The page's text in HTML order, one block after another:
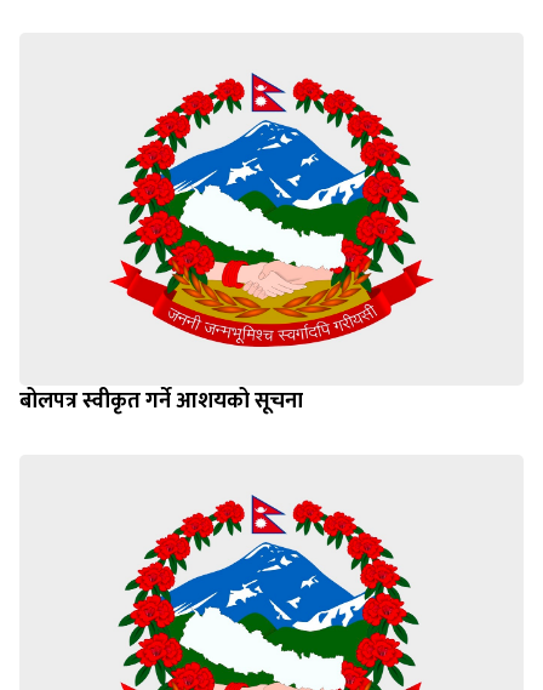
बोलपत्र स्वीकृत गर्ने आशयको सूचना